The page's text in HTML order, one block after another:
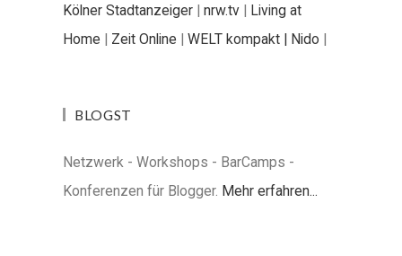
Kölner Stadtanzeiger | nrw.tv | Living at
Home | Zeit Online | WELT kompakt | Nido |
BLOGST
Netzwerk - Workshops - BarCamps -
Konferenzen für Blogger. Mehr erfahren...